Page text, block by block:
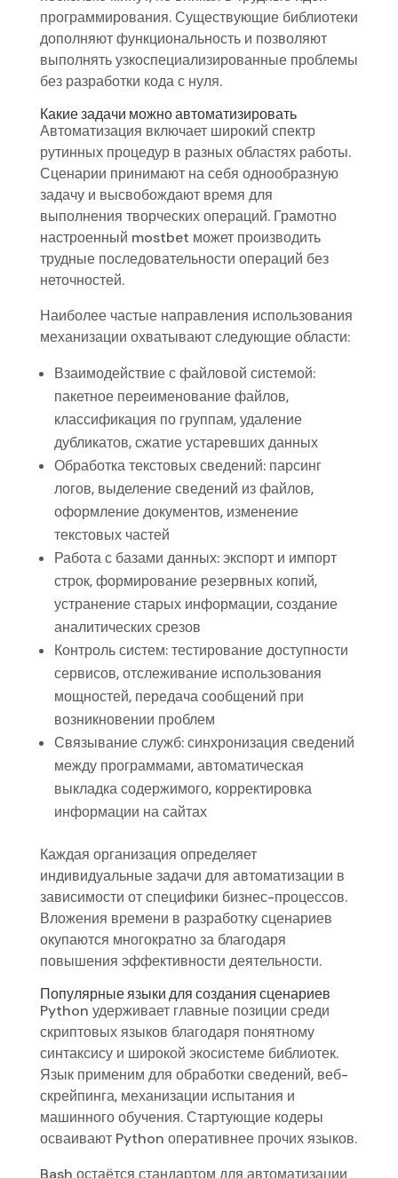
программирования. Существующие библиотеки
дополняют функциональность и позволяют
выполнять узкоспециализированные проблемы
без разработки кода с нуля.
Какие задачи можно автоматизировать
Автоматизация включает широкий спектр
рутинных процедур в разных областях работы.
Сценарии принимают на себя однообразную
задачу и высвобождают время для
выполнения творческих операций. Грамотно
настроенный mostbet может производить
трудные последовательности операций без
неточностей.
Наиболее частые направления использования
механизации охватывают следующие области:
Взаимодействие с файловой системой:
пакетное переименование файлов,
классификация по группам, удаление
дубликатов, сжатие устаревших данных
Обработка текстовых сведений: парсинг
логов, выделение сведений из файлов,
оформление документов, изменение
текстовых частей
Работа с базами данных: экспорт и импорт
строк, формирование резервных копий,
устранение старых информации, создание
аналитических срезов
Контроль систем: тестирование доступности
сервисов, отслеживание использования
мощностей, передача сообщений при
возникновении проблем
Связывание служб: синхронизация сведений
между программами, автоматическая
выкладка содержимого, корректировка
информации на сайтах
Каждая организация определяет
индивидуальные задачи для автоматизации в
зависимости от специфики бизнес-процессов.
Вложения времени в разработку сценариев
окупаются многократно за благодаря
повышения эффективности деятельности.
Популярные языки для создания сценариев
Python удерживает главные позиции среди
скриптовых языков благодаря понятному
синтаксису и широкой экосистеме библиотек.
Язык применим для обработки сведений, веб-
скрейпинга, механизации испытания и
машинного обучения. Стартующие кодеры
осваивают Python оперативнее прочих языков.
Bash остаётся стандартом для автоматизации